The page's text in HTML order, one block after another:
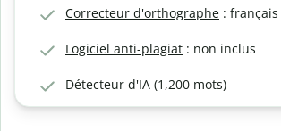
Correcteur d'orthographe :
Logiciel anti-plagiat : non inclus
Détecteur d'IA (1,200 mots)